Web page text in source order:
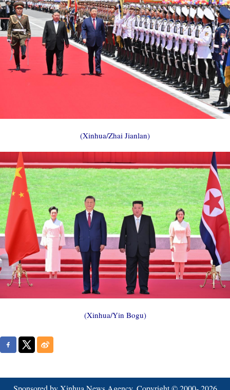
(Xinhua/Zhai Jianlan)
(Xinhua/Yin Bogu)